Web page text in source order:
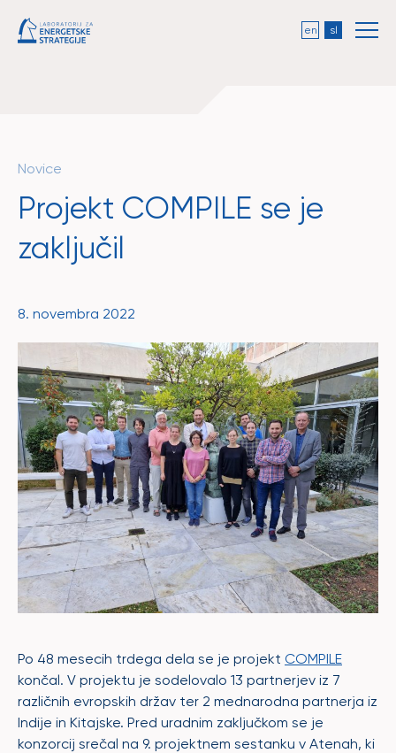
en sl
Novice
Projekt COMPILE se je
zaključil
8. novembra 2022
Po 48 mesecih trdega dela se je projekt COMPILE
končal. V projektu je sodelovalo 13 partnerjev iz 7
različnih evropskih držav ter 2 mednarodna partnerja iz
Indije in Kitajske. Pred uradnim zaključkom se je
konzorcij srečal na 9. projektnem sestanku v Atenah, ki